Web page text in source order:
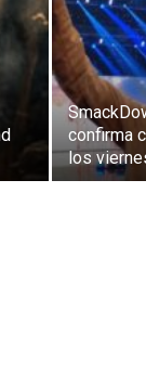
confirma
los